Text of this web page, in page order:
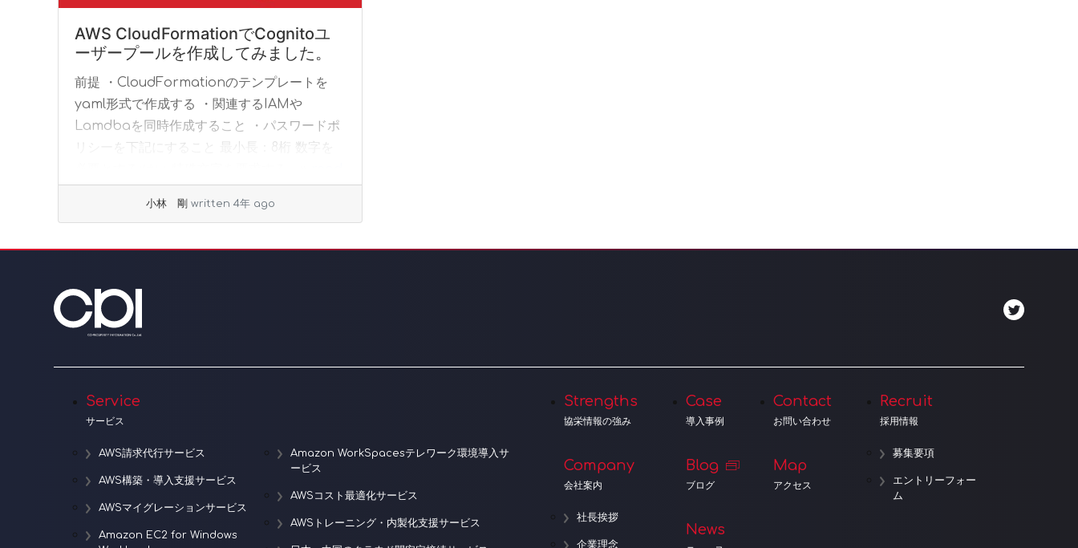
AWS CloudFormationでCognitoユ
ーザープールを作成してみました。
前提 ・CloudFormationのテンプレートを
yaml形式で作成する ・関連するIAMや
Lamdbaを同時作成すること ・パスワードポ
リシーを下記にすること 最小長：8桁 数字を
小林 剛 written 4年 ago
Service
サービス
AWS請求代行サービス
AWS構築・導入支援サービス
AWSマイグレーションサービス
Amazon EC2 for Windows
Amazon WorkSpacesテレワーク環境導入サ
ービス
AWSコスト最適化サービス
AWSトレーニング・内製化支援サービス
Strengths
協栄情報の強み
Company
会社案内
社長挨拶
企業理念
Case
導入事例
Blog
ブログ
News
Contact
お問い合わせ
Map
アクセス
Recruit
採用情報
募集要項
エントリーフォー
ム